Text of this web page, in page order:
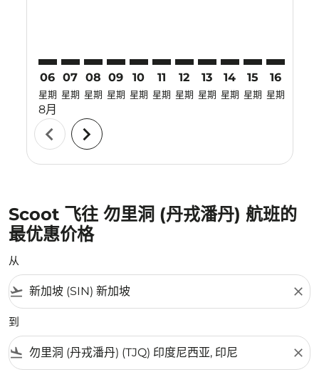
06
星期
8月
07
星期
08
星期
09
星期
10
星期
11
星期
12
星期
13
星期
14
星期
15
星期
16
星期
chevron_left chevron_right
Scoot 飞往 勿里洞 (丹戎潘丹) 航班的
最优惠价格
从
flight_takeoff close
到
flight_land close